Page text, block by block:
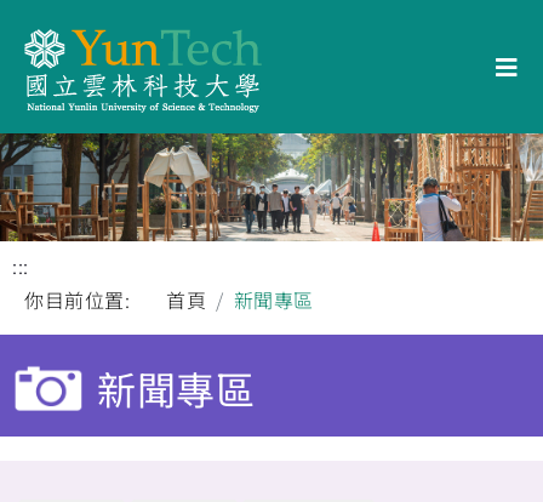
:::
你目前位置:
首頁 新聞專區
新聞專區